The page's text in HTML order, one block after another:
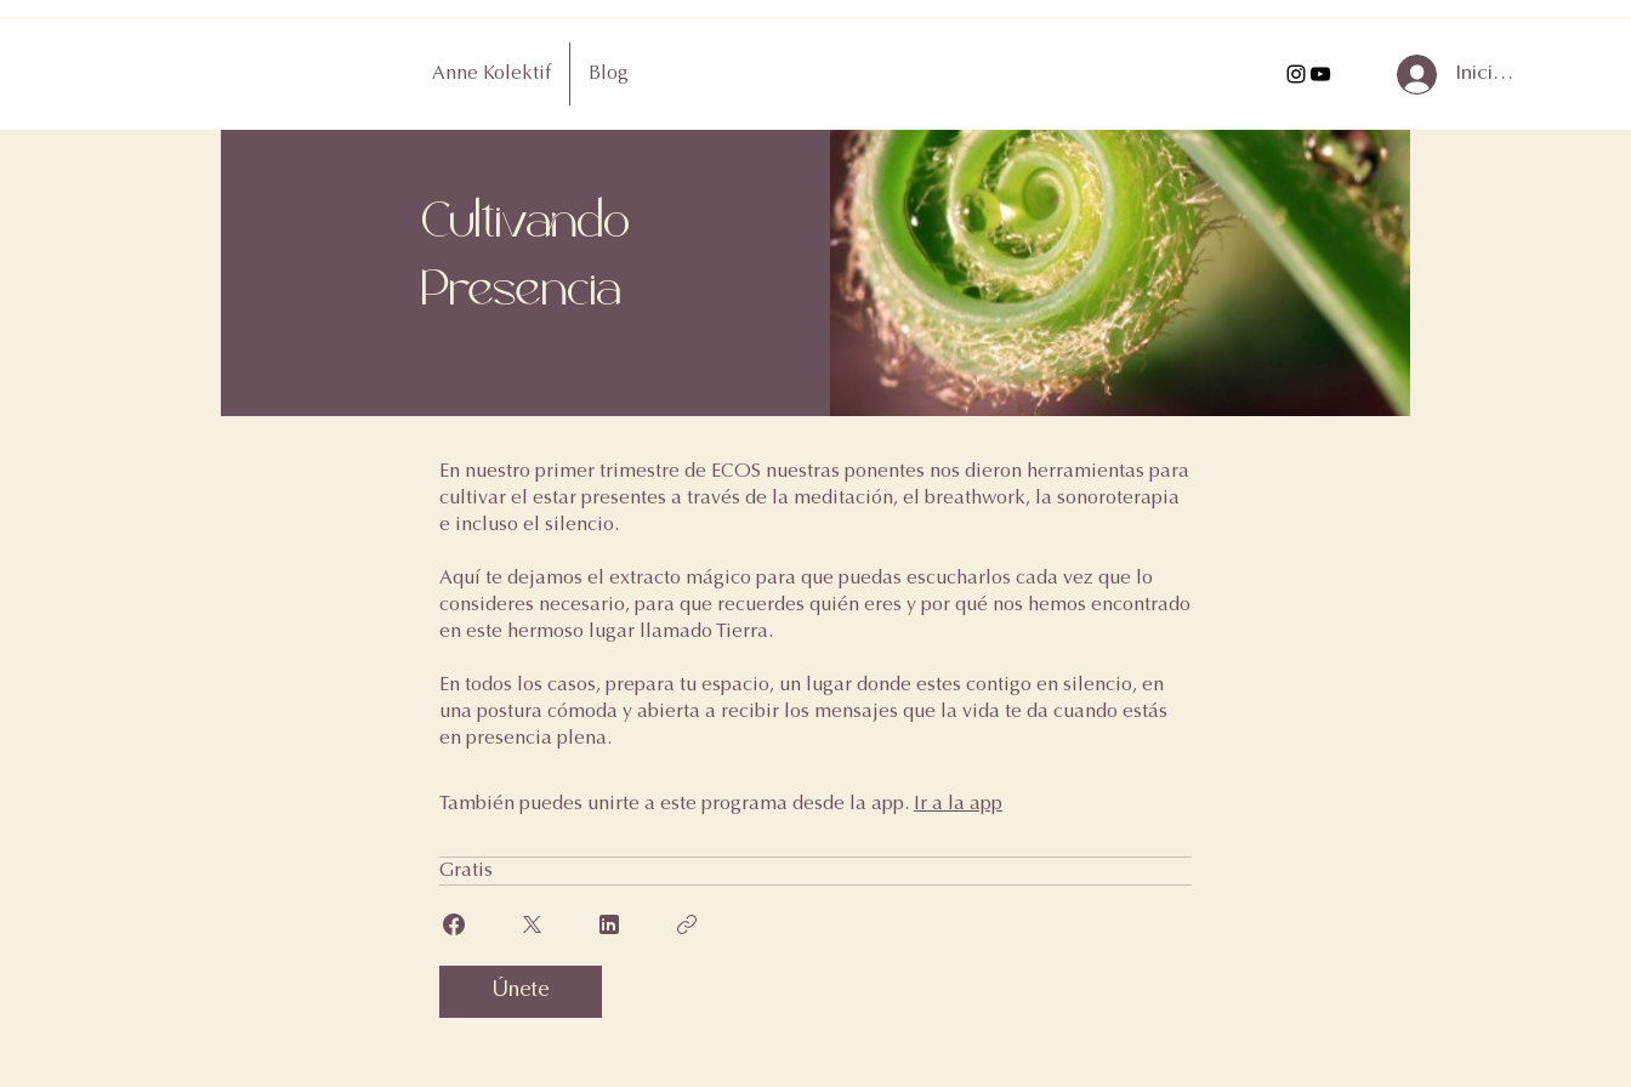
Anne Kolektif Blog Iniciar sesión
Cultivando
Presencia
En nuestro primer trimestre de ECOS nuestras ponentes nos dieron herramientas para
cultivar el estar presentes a través de la meditación, el breathwork, la sonoroterapia
e incluso el silencio.
Aquí te dejamos el extracto mágico para que puedas escucharlos cada vez que lo
consideres necesario, para que recuerdes quién eres y por qué nos hemos encontrado
en este hermoso lugar llamado Tierra.
En todos los casos, prepara tu espacio, un lugar donde estes contigo en silencio, en
una postura cómoda y abierta a recibir los mensajes que la vida te da cuando estás
en presencia plena.
También puedes unirte a este programa desde la app. Ir a la app
Gratis
Únete